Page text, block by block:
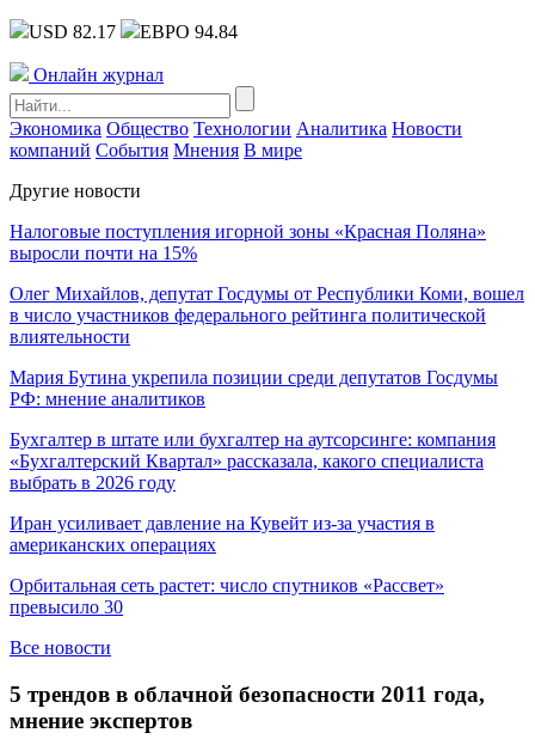
USD 82.17 ЕВРО 94.84
Онлайн журнал
Экономика Общество Технологии Аналитика Новости
компаний События Мнения В мире
Другие новости
Налоговые поступления игорной зоны «Красная Поляна»
выросли почти на 15%
Олег Михайлов, депутат Госдумы от Республики Коми, вошел
в число участников федерального рейтинга политической
влиятельности
Мария Бутина укрепила позиции среди депутатов Госдумы
РФ: мнение аналитиков
Бухгалтер в штате или бухгалтер на аутсорсинге: компания
«Бухгалтерский Квартал» рассказала, какого специалиста
выбрать в 2026 году
Иран усиливает давление на Кувейт из-за участия в
американских операциях
Орбитальная сеть растет: число спутников «Рассвет»
превысило 30
Все новости
5 трендов в облачной безопасности 2011 года,
мнение экспертов